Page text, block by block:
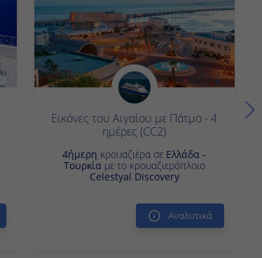
Εικόνες του Αιγαίου με Πάτμο - 4
ημέρες (CC2)
4ήμερηκρουαζιέρα σεΕλλάδα - Τουρκία
με το κρουαζιερόπλοιοCelestyal
Discovery
Αναλυτικά